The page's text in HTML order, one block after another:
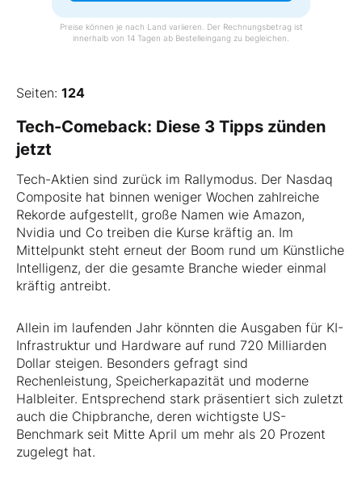
Preise können je nach Land variieren. Der Rechnungsbetrag ist
innerhalb von 14 Tagen ab Bestelleingang zu begleichen.
Seiten: 124
Tech-Comeback: Diese 3 Tipps zünden
jetzt
Tech-Aktien sind zurück im Rallymodus. Der Nasdaq
Composite hat binnen weniger Wochen zahlreiche
Rekorde aufgestellt, große Namen wie Amazon,
Nvidia und Co treiben die Kurse kräftig an. Im
Mittelpunkt steht erneut der Boom rund um Künstliche
Intelligenz, der die gesamte Branche wieder einmal
kräftig antreibt.
Allein im laufenden Jahr könnten die Ausgaben für KI-
Infrastruktur und Hardware auf rund 720 Milliarden
Dollar steigen. Besonders gefragt sind
Rechenleistung, Speicherkapazität und moderne
Halbleiter. Entsprechend stark präsentiert sich zuletzt
auch die Chipbranche, deren wichtigste US-
Benchmark seit Mitte April um mehr als 20 Prozent
zugelegt hat.